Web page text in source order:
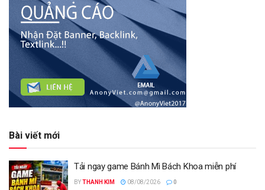
Bài viết mới
Tải ngay game Bánh Mì Bách Khoa miễn phí
BYTHANH KIM 08/08/2026 0